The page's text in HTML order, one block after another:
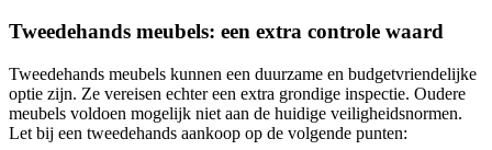
Tweedehands meubels: een extra controle waard
Tweedehands meubels kunnen een duurzame en budgetvriendelijke
optie zijn. Ze vereisen echter een extra grondige inspectie. Oudere
meubels voldoen mogelijk niet aan de huidige veiligheidsnormen.
Let bij een tweedehands aankoop op de volgende punten: